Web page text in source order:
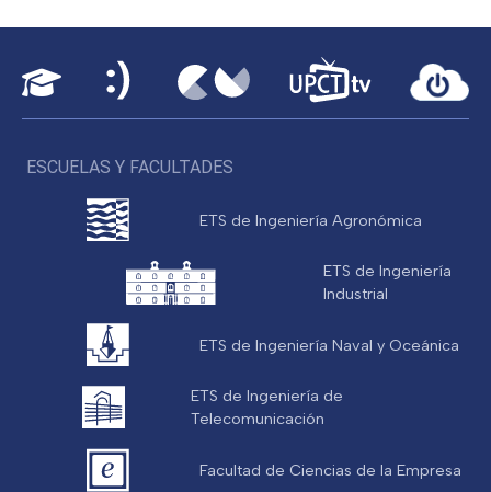
ESCUELAS Y FACULTADES
ETS de Ingeniería Agronómica
ETS de Ingeniería
Industrial
ETS de Ingeniería Naval y Oceánica
ETS de Ingeniería de
Telecomunicación
Facultad de Ciencias de la Empresa